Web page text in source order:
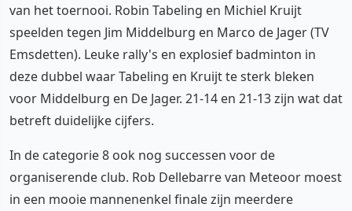
van het toernooi. Robin Tabeling en Michiel Kruijt
speelden tegen Jim Middelburg en Marco de Jager (TV
Emsdetten). Leuke rally's en explosief badminton in
deze dubbel waar Tabeling en Kruijt te sterk bleken
voor Middelburg en De Jager. 21-14 en 21-13 zijn wat dat
betreft duidelijke cijfers.
In de categorie 8 ook nog successen voor de
organiserende club. Rob Dellebarre van Meteoor moest
in een mooie mannenenkel finale zijn meerdere